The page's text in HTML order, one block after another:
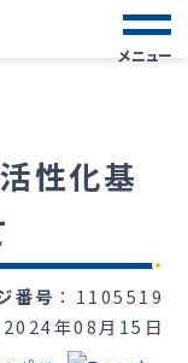
メニュー
性化基
番号
1105519
2024年08月15日